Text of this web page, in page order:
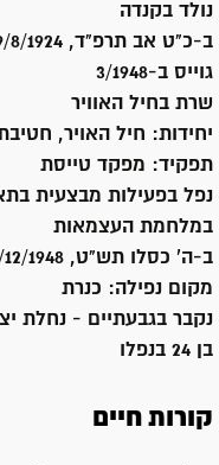
נולד בקנדה
ב-כ"ט אב תרפ"ד, 29/8/1924
גוייס ב-3/1948
שרת בחיל האוויר
יחידות: חיל האויר,
תפקיד: מפקד טייסת
נפל בפעילות מבצעית
במלחמת העצמאות
ב-ה' כסלו תש"ט, 7/12/1948
מקום נפילה: כנרת
נקבר בגבעתיים - נחלת
בן 24 בנפלו
קורות חיים